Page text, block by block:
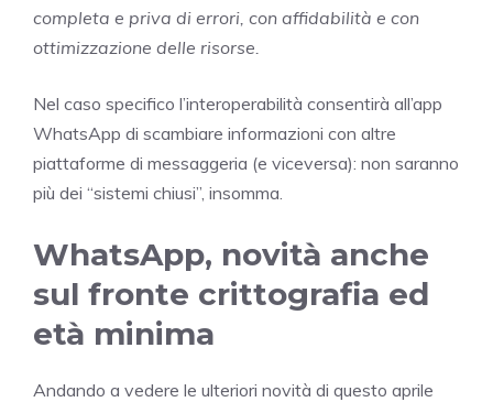
completa e priva di errori, con affidabilità e con
ottimizzazione delle risorse.
Nel caso specifico l’interoperabilità consentirà all’app
WhatsApp di scambiare informazioni con altre
piattaforme di messaggeria (e viceversa): non saranno
più dei “sistemi chiusi”, insomma.
WhatsApp, novità anche
sul fronte crittografia ed
età minima
Andando a vedere le ulteriori novità di questo aprile